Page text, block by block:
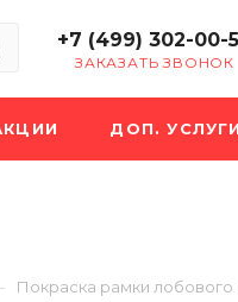
+7 (499) 302-00-
ЗАКАЗАТЬ ЗВОНОК
ДОП. УСЛУГИ
Покраска рамки лобового